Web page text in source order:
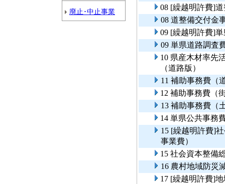
廃止･中止事業
08 [繰越明許費]
08 道整備交付金
09 [繰越明許費]
09 単県道路調査
10 県産木材率先
（道路版）
11 補助事務費（
12 補助事務費（
13 補助事務費（
14 単県公共事務
15 [繰越明許費]
事業費）
15 社会資本整備
16 農村地域防災
17 [繰越明許費]